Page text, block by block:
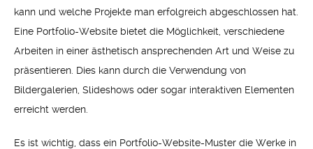
kann und welche Projekte man erfolgreich abgeschlossen hat.
Eine Portfolio-Website bietet die Möglichkeit, verschiedene
Arbeiten in einer ästhetisch ansprechenden Art und Weise zu
präsentieren. Dies kann durch die Verwendung von
Bildergalerien, Slideshows oder sogar interaktiven Elementen
erreicht werden.
Es ist wichtig, dass ein Portfolio-Website-Muster die Werke in